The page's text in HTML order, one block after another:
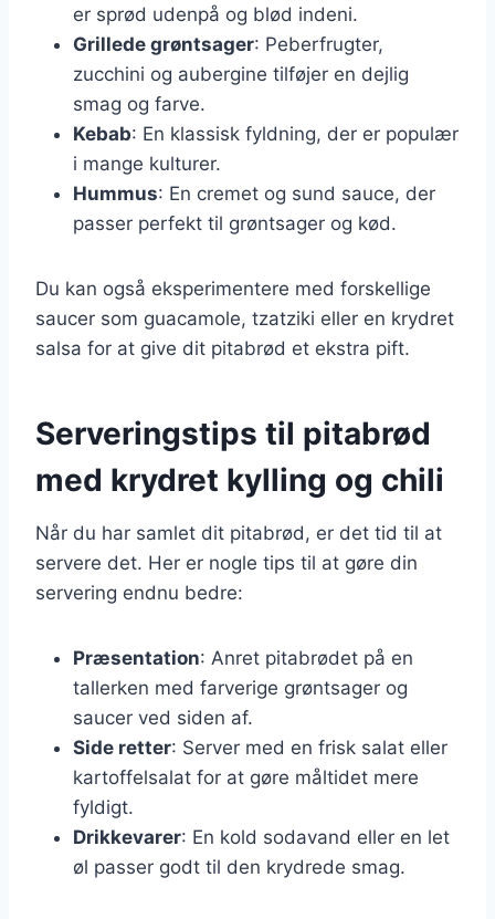
er sprød udenpå og blød indeni.
Grillede grøntsager: Peberfrugter,
zucchini og aubergine tilføjer en dejlig
smag og farve.
Kebab: En klassisk fyldning, der er populær
i mange kulturer.
Hummus: En cremet og sund sauce, der
passer perfekt til grøntsager og kød.
Du kan også eksperimentere med forskellige
saucer som guacamole, tzatziki eller en krydret
salsa for at give dit pitabrød et ekstra pift.
Serveringstips til pitabrød
med krydret kylling og chili
Når du har samlet dit pitabrød, er det tid til at
servere det. Her er nogle tips til at gøre din
servering endnu bedre:
Præsentation: Anret pitabrødet på en
tallerken med farverige grøntsager og
saucer ved siden af.
Side retter: Server med en frisk salat eller
kartoffelsalat for at gøre måltidet mere
fyldigt.
Drikkevarer: En kold sodavand eller en let
øl passer godt til den krydrede smag.